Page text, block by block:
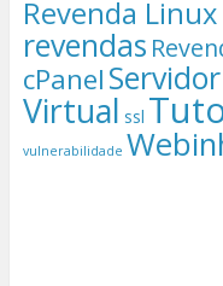
Revenda Linux
revendas
cPanel
Virtual ssl
vulnerabilidade